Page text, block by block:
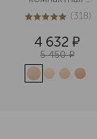
пудра
5из 5318 (318)
4 632 ¤
5 450 ¤